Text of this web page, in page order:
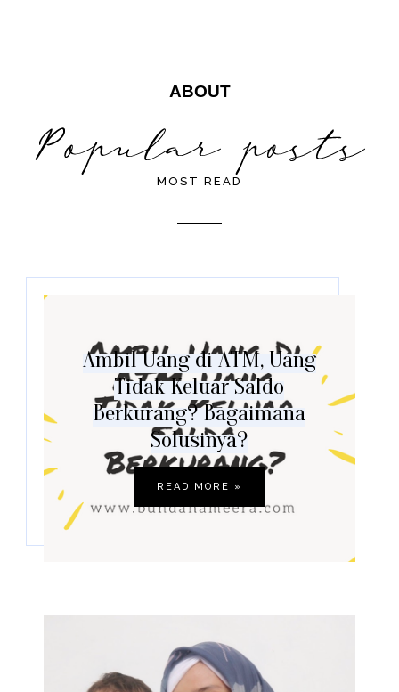
ABOUT
MOST READ
Ambil Uang di ATM, Uang
Tidak Keluar Saldo
Berkurang? Bagaimana
Solusinya?
READ MORE »